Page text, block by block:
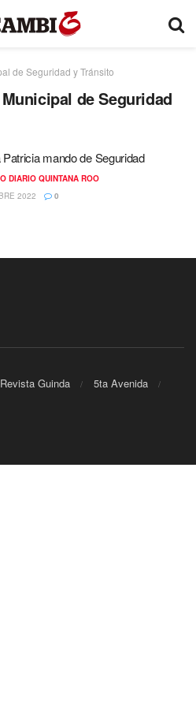
de Seguridad y Tránsito
de Seguridad
mando de Seguridad
DIARIO QUINTANA ROO
2022
0
Revista Guinda
5ta Avenida